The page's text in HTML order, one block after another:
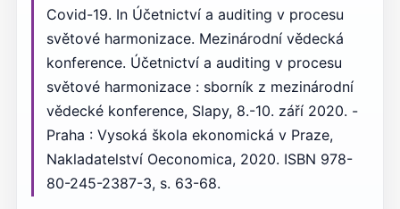
Covid-19. In Účetnictví a auditing v procesu
světové harmonizace. Mezinárodní vědecká
konference. Účetnictví a auditing v procesu
světové harmonizace : sborník z mezinárodní
vědecké konference, Slapy, 8.-10. září 2020. -
Praha : Vysoká škola ekonomická v Praze,
Nakladatelství Oeconomica, 2020. ISBN 978-
80-245-2387-3, s. 63-68.